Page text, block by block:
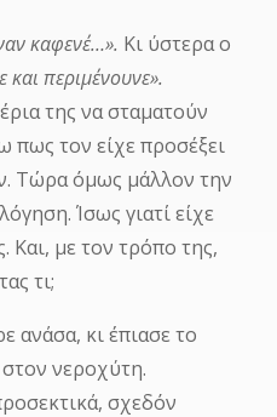
καφενέ…». Κι ύστερα ο
περιμένουνε».
της να σταματούν
πως τον είχε προσέξει
Τώρα όμως μάλλον την
Ίσως γιατί είχε
Και, με τον τρόπο της,
τι;
ανάσα, κι έπιασε το
νεροχύτη.
σχεδόν